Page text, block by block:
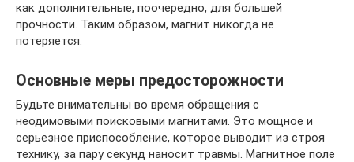
как дополнительные, поочередно, для большей
прочности. Таким образом, магнит никогда не
потеряется.
Основные меры предосторожности
Будьте внимательны во время обращения с
неодимовыми поисковыми магнитами. Это мощное и
серьезное приспособление, которое выводит из строя
технику, за пару секунд наносит травмы. Магнитное поле